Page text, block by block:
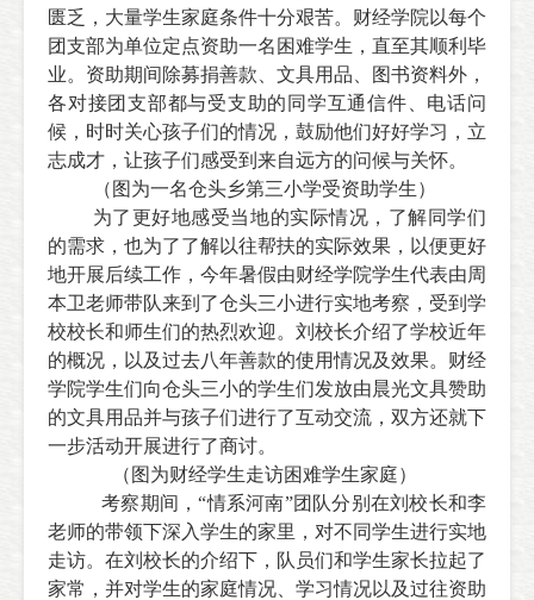
匮乏，大量学生家庭条件十分艰苦。财经学院以每个
团支部为单位定点资助一名困难学生，直至其顺利毕
业。资助期间除募捐善款、文具用品、图书资料外，
各对接团支部都与受支助的同学互通信件、电话问
候，时时关心孩子们的情况，鼓励他们好好学习，立
志成才，让孩子们感受到来自远方的问候与关怀。
（图为一名仓头乡第三小学受资助学生）
为了更好地感受当地的实际情况，了解同学们
的需求，也为了了解以往帮扶的实际效果，以便更好
地开展后续工作，今年暑假由财经学院学生代表由周
本卫老师带队来到了仓头三小进行实地考察，受到学
校校长和师生们的热烈欢迎。刘校长介绍了学校近年
的概况，以及过去八年善款的使用情况及效果。财经
学院学生们向仓头三小的学生们发放由晨光文具赞助
的文具用品并与孩子们进行了互动交流，双方还就下
一步活动开展进行了商讨。
（图为财经学生走访困难学生家庭）
考察期间，“情系河南”团队分别在刘校长和李
老师的带领下深入学生的家里，对不同学生进行实地
走访。在刘校长的介绍下，队员们和学生家长拉起了
家常，并对学生的家庭情况、学习情况以及过往资助